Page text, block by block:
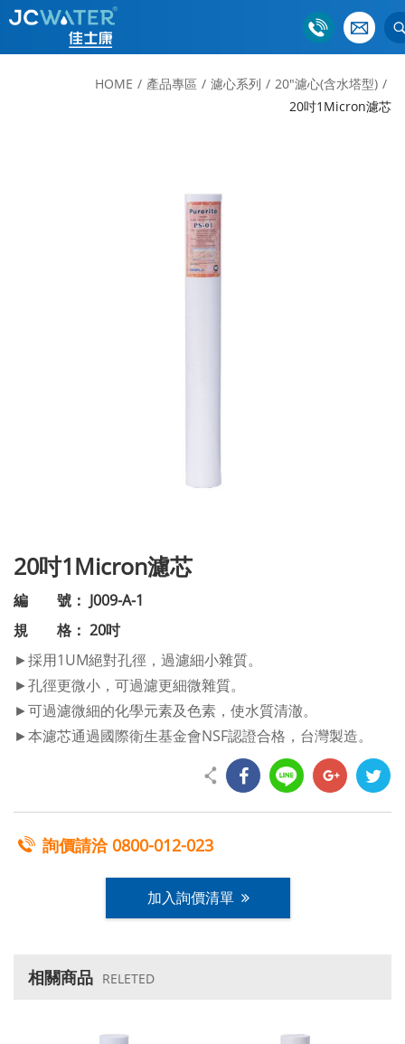
HOME 產品專區 濾心系列
20"濾心(含水塔型)
20吋1Micron濾芯
20吋1Micron濾芯
編 號： J009-A-1
規 格： 20吋
►採用1UM絕對孔徑，過濾細小雜質。
►孔徑更微小，可過濾更細微雜質。
►可過濾微細的化學元素及色素，使水質清澈。
►本濾芯通過國際衛生基金會NSF認證合格，台灣製造。
詢價請洽 0800-012-023
加入詢價清單
相關商品 RELETED